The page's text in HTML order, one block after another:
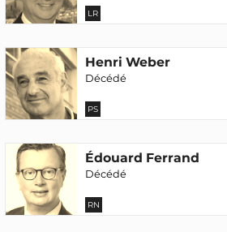
LR
Henri Weber
Décédé
PS
Édouard Ferrand
Décédé
RN